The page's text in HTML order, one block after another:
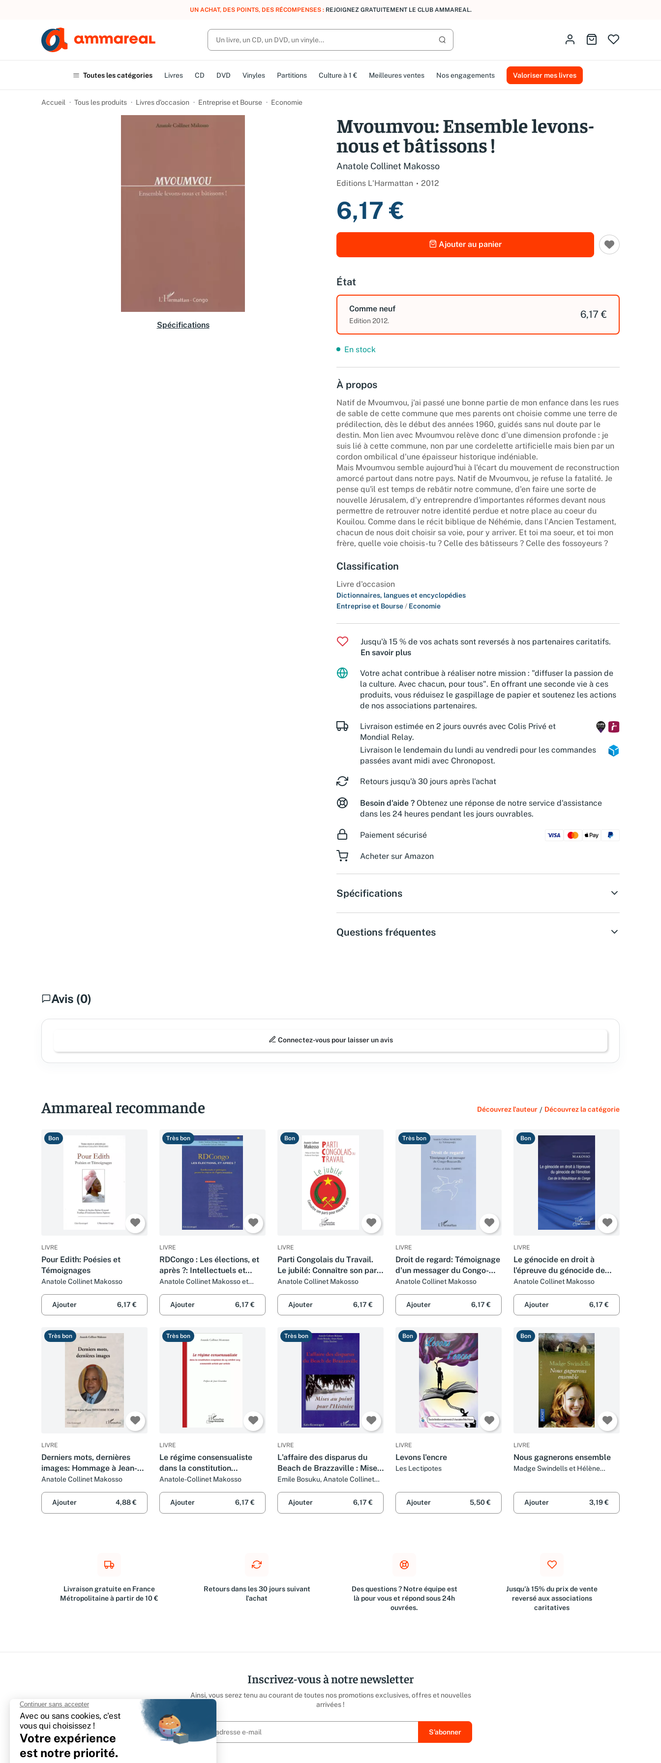
UN ACHAT, DES POINTS, DES RÉCOMPENSES : REJOIGNEZ GRATUITEMENT LE CLUB AMMAREAL.
Lancer la recherche
Identifiez-vousAller au panier
Toutes les catégories Livres CD DVD Vinyles Partitions Culture à 1 € Meilleures ventes Nos engagements Valoriser mes livres
Accueil Tous les produits Livres d’occasion Entreprise et Bourse Economie
Spécifications
Mvoumvou: Ensemble levons-
nous et bâtissons !
Anatole Collinet Makosso
Editions L'Harmattan 2012
6,17 €
Ajouter au panier
État
Comme neuf
Edition 2012.
6,17 €
En stock
À propos
Natif de Mvoumvou, j'ai passé une bonne partie de mon enfance dans les rues
de sable de cette commune que mes parents ont choisie comme une terre de
prédilection, dès le début des années 1960, guidés sans nul doute par le
destin. Mon lien avec Mvoumvou relève donc d'une dimension profonde : je
suis lié à cette commune, non par une cordelette artificielle mais bien par un
cordon ombilical d'une épaisseur historique indéniable.
Mais Mvoumvou semble aujourd'hui à l'écart du mouvement de reconstruction
amorcé partout dans notre pays. Natif de Mvoumvou, je refuse la fatalité. Je
pense qu'il est temps de rebâtir notre commune, d'en faire une sorte de
nouvelle Jérusalem, d'y entreprendre d'importantes réformes devant nous
permettre de retrouver notre identité perdue et notre place au coeur du
Kouilou. Comme dans le récit biblique de Néhémie, dans l'Ancien Testament,
chacun de nous doit choisir sa voie, pour y arriver. Et toi ma soeur, et toi mon
frère, quelle voie choisis-tu ? Celle des bâtisseurs ? Celle des fossoyeurs ?
Classification
Livre d'occasion
Dictionnaires, langues et encyclopédies
Entreprise et Bourse / Economie
Jusqu'à 15 % de vos achats sont reversés à nos partenaires caritatifs.
En savoir plus
Votre achat contribue à réaliser notre mission : "diffuser la passion de
la culture. Avec chacun, pour tous". En offrant une seconde vie à ces
produits, vous réduisez le gaspillage de papier et soutenez les actions
de nos associations partenaires.
Livraison estimée en 2 jours ouvrés avec Colis Privé et
Mondial Relay.
Livraison le lendemain du lundi au vendredi pour les commandes
passées avant midi avec Chronopost.
Retours jusqu'à 30 jours après l'achat
Besoin d'aide ? Obtenez une réponse de notre service d'assistance
dans les 24 heures pendant les jours ouvrables.
Paiement sécurisé
Acheter sur Amazon
Spécifications
Questions fréquentes
Avis (0)
Connectez-vous pour laisser un avis
Ammareal recommande Découvrez l'auteur / Découvrez la catégorie
Bon
LIVRE
Pour Edith: Poésies et
Témoignages
Anatole Collinet Makosso
Ajouter 6,17 €
Très bon
LIVRE
RDCongo : Les élections, et
après ?: Intellectuels et
politiques posent les enjeux
de l'après-transition
Anatole Collinet Makosso et
Ajouter
6,17 €
Bon
LIVRE
Parti Congolais du Travail.
Le jubilé: Connaître son parti
pour mieux le servir
Anatole Collinet Makosso
Ajouter 6,17 €
Très bon
LIVRE
Droit de regard: Témoignage
d'un messager du Congo-
Brazzaville
Anatole Collinet Makosso
Ajouter 6,17 €
Bon
LIVRE
Le génocide en droit à
l'épreuve du génocide de
l'émotion: Cas de la
République du Congo
Anatole Collinet Makosso
Ajouter 6,17 €
Très bon
LIVRE
Derniers mots, dernières
images: Hommage à Jean-
Pierre THYSTHERE
TCHICAYA
Anatole Collinet Makosso
Ajouter 4,88 €
Très bon
LIVRE
Le régime consensualiste
dans la constitution
congolaise du 25 octobre
2015
Anatole-Collinet Makosso
Ajouter 6,17 €
Très bon
LIVRE
L'affaire des disparus du
Beach de Brazzaville : Mise
au point pour l'Histoire
Emile Bosuku, Anatole Collinet
Tambwe
Ajouter 6,17 €
Bon
LIVRE
Levons l'encre
Les Lectipotes
Ajouter 5,50 €
Bon
LIVRE
Nous gagnerons ensemble
Madge Swindells et Hélène
Ajouter 3,19 €
Livraison gratuite en France
Métropolitaine à partir de 10 €
Retours dans les 30 jours suivant
l'achat
Des questions ? Notre équipe est
là pour vous et répond sous 24h
ouvrées.
Jusqu'à 15% du prix de vente
reversé aux associations
caritatives
Inscrivez-vous à notre newsletter
Ainsi, vous serez tenu au courant de toutes nos promotions exclusives, offres et nouvelles
arrivées !